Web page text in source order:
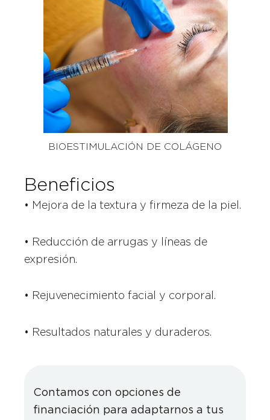
BIOESTIMULACIÓN DE COLÁGENO
Beneficios
• Mejora de la textura y firmeza de la piel.
• Reducción de arrugas y líneas de
expresión.
• Rejuvenecimiento facial y corporal.
• Resultados naturales y duraderos.
Contamos con opciones de
financiación para adaptarnos a tus